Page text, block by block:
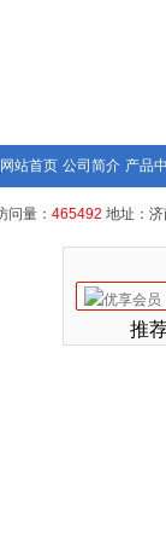
网站首页 公司简介 产品
问量： 465492 地址：
推